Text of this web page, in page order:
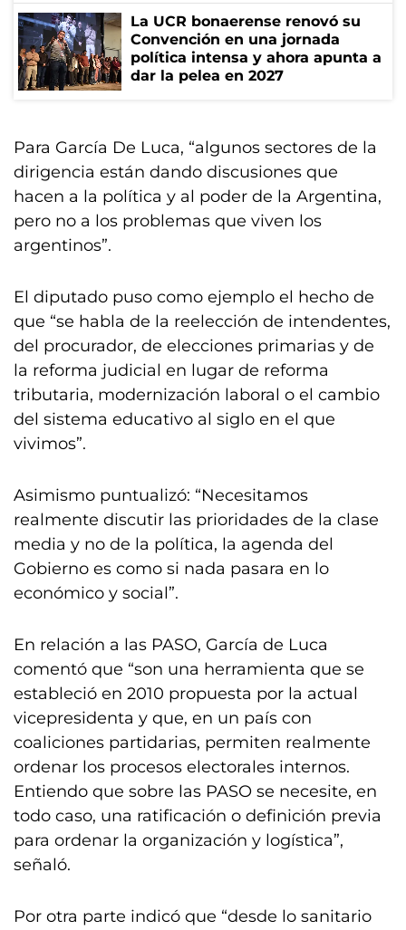
La UCR bonaerense renovó su
Convención en una jornada
política intensa y ahora apunta a
dar la pelea en 2027
Para García De Luca, “algunos sectores de la
dirigencia están dando discusiones que
hacen a la política y al poder de la Argentina,
pero no a los problemas que viven los
argentinos”.
El diputado puso como ejemplo el hecho de
que “se habla de la reelección de intendentes,
del procurador, de elecciones primarias y de
la reforma judicial en lugar de reforma
tributaria, modernización laboral o el cambio
del sistema educativo al siglo en el que
vivimos”.
Asimismo puntualizó: “Necesitamos
realmente discutir las prioridades de la clase
media y no de la política, la agenda del
Gobierno es como si nada pasara en lo
económico y social”.
En relación a las PASO, García de Luca
comentó que “son una herramienta que se
estableció en 2010 propuesta por la actual
vicepresidenta y que, en un país con
coaliciones partidarias, permiten realmente
ordenar los procesos electorales internos.
Entiendo que sobre las PASO se necesite, en
todo caso, una ratificación o definición previa
para ordenar la organización y logística”,
señaló.
Por otra parte indicó que “desde lo sanitario